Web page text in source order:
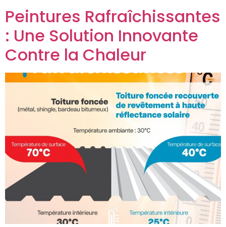
Peintures Rafraîchissantes
: Une Solution Innovante
Contre la Chaleur